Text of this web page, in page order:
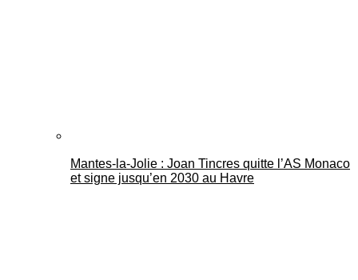
Mantes-la-Jolie : Joan Tincres quitte l’AS Monaco
et signe jusqu’en 2030 au Havre